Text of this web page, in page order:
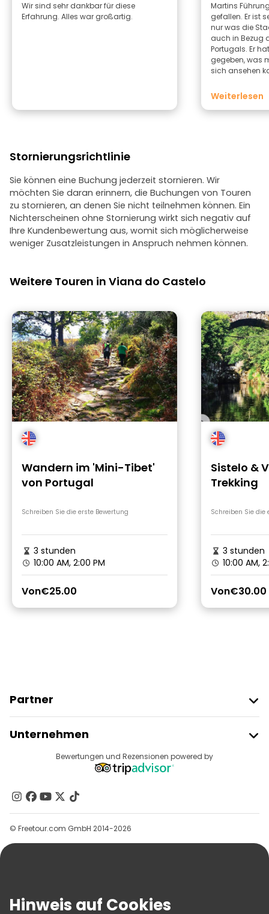
Wir sind sehr dankbar für diese
Erfahrung. Alles war großartig.
Martins
gefallen. Er ist
nur was die
auch in Bezug
Portugals. Er
gegeben, was
sich ansehen
Weiterlesen
Stornierungsrichtlinie
Sie können eine Buchung jederzeit stornieren. Wir
möchten Sie daran erinnern, die Buchungen von Touren
zu stornieren, an denen Sie nicht teilnehmen können. Ein
Nichterscheinen ohne Stornierung wirkt sich negativ auf
Ihre Kundenbewertung aus, womit sich möglicherweise
weniger Zusatzleistungen in Anspruch nehmen können.
Weitere Touren in Viana do Castelo
Wandern im 'Mini-Tibet'
von Portugal
Schreiben Sie die erste Bewertung
3 stunden
10:00 AM, 2:00 PM
Von€25.00
Sistelo &
Trekking
Schreiben Sie die
3 stunden
10:00 AM,
Von€30.00
Partner
Anbieter-Anmeldung
Affiliate-Programm
Unternehmen
Reiseziele
Kontakt
Gruppen
Hilfe
AGB Und Rechtliches
Bewertungen und Rezensionen powered by
© Freetour.com GmbH 2014-2026
Hinweis auf Cookies